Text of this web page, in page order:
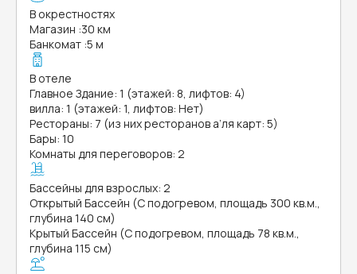
В окрестностях
Магазин :30 км
Банкомат :5 м
В отеле
Главное Здание: 1 (этажей: 8, лифтов: 4)
вилла: 1 (этажей: 1, лифтов: Нет)
Рестораны: 7 (из них ресторанов а’ля карт: 5)
Бары: 10
Комнаты для переговоров: 2
Бассейны для взрослых: 2
Открытый Бассейн (С подогревом, площадь 300 кв.м.,
глубина 140 см)
Крытый Бассейн (С подогревом, площадь 78 кв.м.,
глубина 115 см)